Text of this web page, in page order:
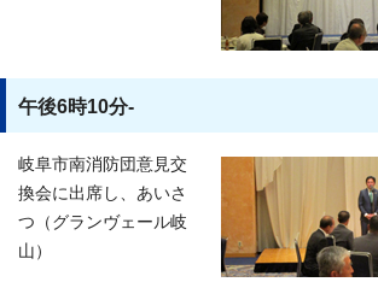
午後6時10分-
岐阜市南消防団意見交
換会に出席し、あいさ
つ（グランヴェール岐
山）